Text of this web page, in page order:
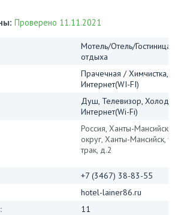
Проверено 11.11.2021
Мотель/Отель/
отдыха
Прачечная / Химчистка,
Интернет(WI-FI)
Душ, Телевизор,
Интернет(Wi-Fi)
Россия, Ханты-
округ, Ханты-Мансийск,
трак, д.2
+7 (3467) 38-83-55
hotel-lainer86.ru
11